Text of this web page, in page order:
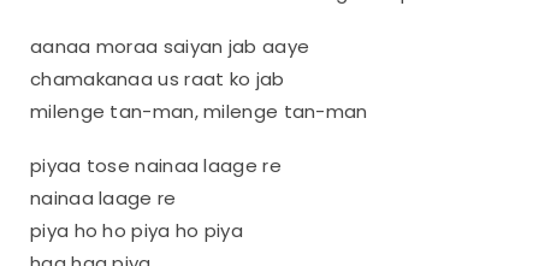
aanaa moraa saiyan jab aaye
chamakanaa us raat ko jab
milenge tan-man, milenge tan-man
piyaa tose nainaa laage re
nainaa laage re
piya ho ho piya ho piya